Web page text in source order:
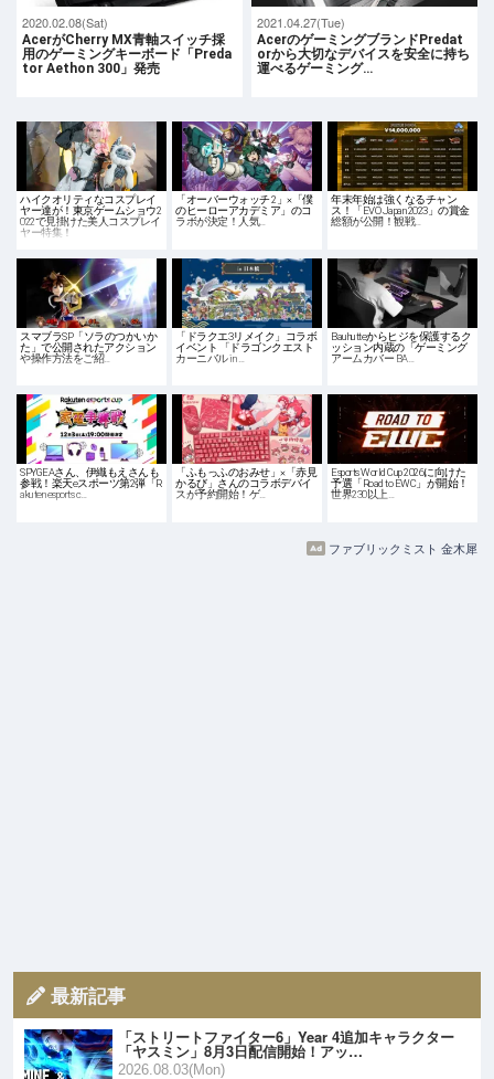
2020.02.08(Sat)
AcerがCherry MX青軸スイッチ採
用のゲーミングキーボード「Preda
tor Aethon 300」発売
2021.04.27(Tue)
AcerのゲーミングブランドPredat
orから大切なデバイスを安全に持ち
運べるゲーミング…
ハイクオリティなコスプレイ
ヤー達が！東京ゲームショウ2
022で見掛けた美人コスプレイ
ヤー特集！
「オーバーウォッチ 2」×「僕
のヒーローアカデミア」のコ
ラボが決定！人気…
年末年始は強くなるチャン
ス！「EVO Japan 2023」の賞金
総額が公開！観戦…
スマブラSP「ソラのつかいか
た」で公開されたアクション
や操作方法をご紹…
「ドラクエ3リメイク」コラボ
イベント 「ドラゴンクエスト
カーニバル in …
Bauhutteからヒジを保護するク
ッション内蔵の「ゲーミング
アームカバー BA…
SPYGEAさん、伊織もえさんも
参戦！楽天eスポーツ第2弾「R
akuten esports c…
「ふもっふのおみせ」×「赤見
かるび」さんのコラボデバイ
スが予約開始！ゲ…
Esports World Cup 2026に向けた
予選「Road to EWC」が開始！
世界230以上…
ファブリックミスト 金木犀
最新記事
「ストリートファイター6」Year 4追加キャラクター
「ヤスミン」8月3日配信開始！アッ…
2026.08.03(Mon)